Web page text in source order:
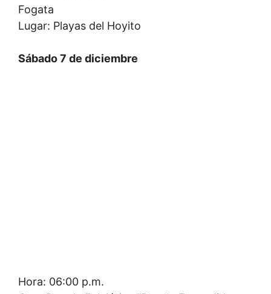
Fogata
Lugar: Playas del Hoyito
Sábado 7 de diciembre
Hora: 06:00 p.m.